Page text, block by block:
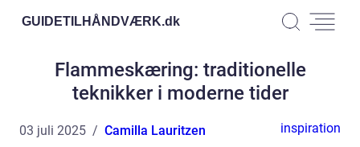
GUIDETILHÅNDVÆRK.dk
Flammeskæring: traditionelle
teknikker i moderne tider
03 juli 2025 Camilla Lauritzen inspiration